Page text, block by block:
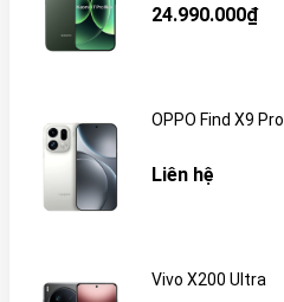
24.990.000₫
OPPO Find X9 Pro
Liên hệ
Vivo X200 Ultra